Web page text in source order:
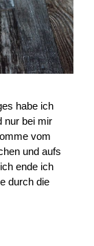
habe ich
nur bei mir
vom
und aufs
ende ich
durch die